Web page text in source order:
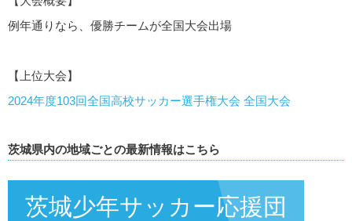
例年通りなら、優勝チームが全国大会出場
【上位大会】
2024年度103回全国高校サッカー選手権大会 全国大会
茨城県内の地域ごとの最新情報はこちら
茨城少年サッカー応援団